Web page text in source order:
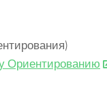
Ориентированию